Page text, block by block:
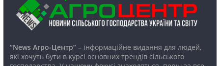
“News Агро-Центр”– інформаційне видання для людей,
які хочуть бути в курсі основних трендів сільського